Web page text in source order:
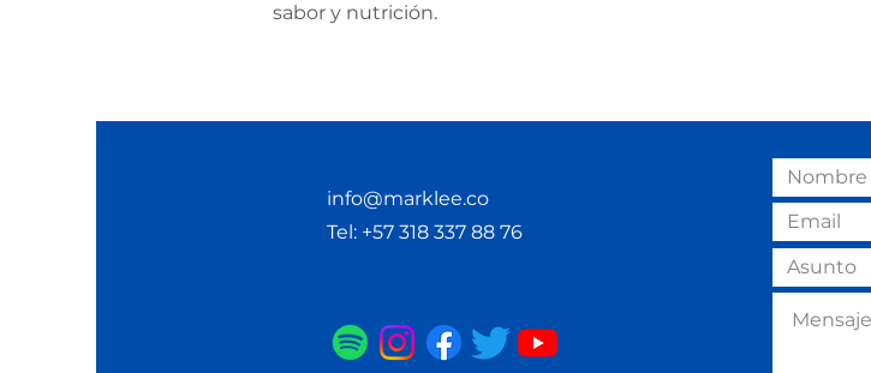
sabor y nutrición.
info@marklee.co
Tel: +57 318 337 88 76